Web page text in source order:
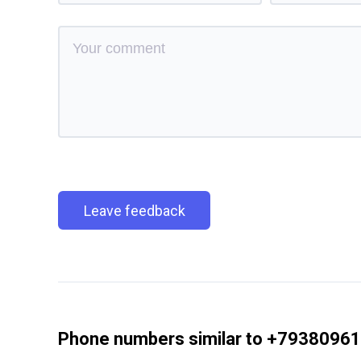
Leave feedback
Phone numbers similar to